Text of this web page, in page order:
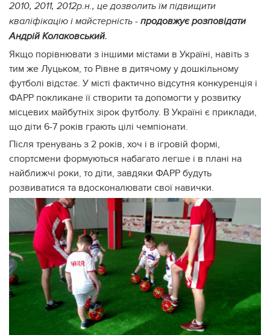
2010, 2011, 2012р.н., це дозволить їм підвищити
кваліфікацію і майстерність - продовжує розповідати
Андрій Колаковський.
Якщо порівнювати з іншими містами в Україні, навіть з
тим же Луцьком, то Рівне в дитячому у дошкільному
футболі відстає. У місті фактично відсутня конкуренція і
ФАРР покликане її створити та допомогти у розвитку
місцевих майбутніх зірок футболу. В Україні є приклади,
що діти 6-7 років грають цілі чемпіонати.
Після тренувань з 2 років, хоч і в ігровій формі,
спортсмени формуються набагато легше і в плані на
найближчі роки, то діти, завдяки ФАРР будуть
розвиватися та вдосконалювати свої навички.